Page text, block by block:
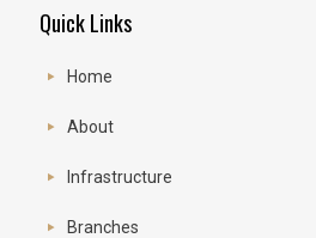
Quick Links
Home
About
Infrastructure
Branches